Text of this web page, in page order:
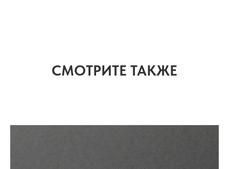
СМОТРИТЕ ТАКЖЕ